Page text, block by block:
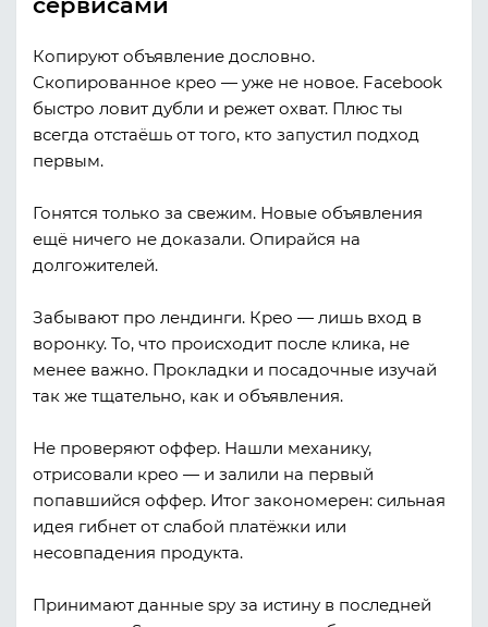
Копируют объявление дословно.
Скопированное крео — уже не новое. Facebook
быстро ловит дубли и режет охват. Плюс ты
всегда отстаёшь от того, кто запустил подход
первым.
Гонятся только за свежим. Новые объявления
ещё ничего не доказали. Опирайся на
долгожителей.
Забывают про лендинги. Крео — лишь вход в
воронку. То, что происходит после клика, не
менее важно. Прокладки и посадочные изучай
так же тщательно, как и объявления.
Не проверяют оффер. Нашли механику,
отрисовали крео — и залили на первый
попавшийся оффер. Итог закономерен: сильная
идея гибнет от слабой платёжки или
несовпадения продукта.
Принимают данные spy за истину в последней